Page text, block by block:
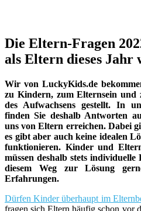
Die Eltern-Fragen
als Eltern dieses Jahr
Wir von LuckyKids.de
zu Kindern, zum Elternsein und
des Aufwachsens gestellt. In
finden Sie deshalb Antworten
uns von Eltern erreichen. Dabei
es gibt aber auch keine idealen
funktionieren. Kinder und
müssen deshalb stets
diesem Weg zur Lösung
Erfahrungen.
Dürfen Kinder überhaupt im